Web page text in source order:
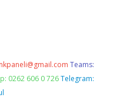
Teams:
0262 606 0 726 Telegram: